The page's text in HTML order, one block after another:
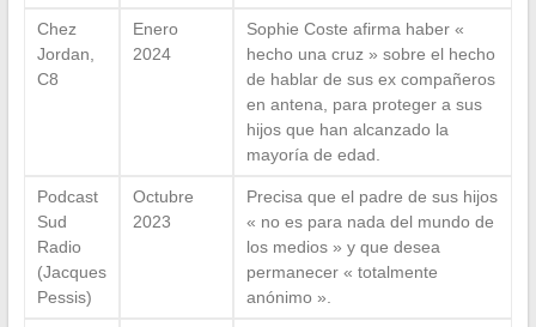
Chez
Jordan,
C8
Enero
2024
Sophie Coste afirma haber «
hecho una cruz » sobre el hecho
de hablar de sus ex compañeros
en antena, para proteger a sus
hijos que han alcanzado la
mayoría de edad.
Podcast
Sud
Radio
(Jacques
Pessis)
Octubre
2023
Precisa que el padre de sus hijos
« no es para nada del mundo de
los medios » y que desea
permanecer « totalmente
anónimo ».